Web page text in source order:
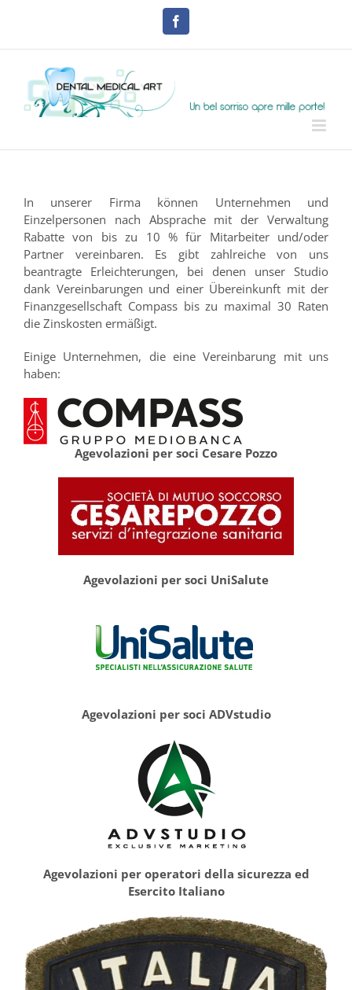
Facebook
In unserer Firma können Unternehmen und
Einzelpersonen nach Absprache mit der Verwaltung
Rabatte von bis zu 10 % für Mitarbeiter und/oder
Partner vereinbaren. Es gibt zahlreiche von uns
beantragte Erleichterungen, bei denen unser Studio
dank Vereinbarungen und einer Übereinkunft mit der
Finanzgesellschaft Compass bis zu maximal 30 Raten
die Zinskosten ermäßigt.
Einige Unternehmen, die eine Vereinbarung mit uns
haben:
Agevolazioni per soci Cesare Pozzo
Agevolazioni per soci UniSalute
Agevolazioni per soci ADVstudio
Agevolazioni per operatori della sicurezza ed
Esercito Italiano